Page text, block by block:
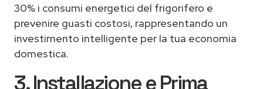
30% i consumi energetici del frigorifero e
prevenire guasti costosi, rappresentando un
investimento intelligente per la tua economia
domestica.
3. Installazione e Prima